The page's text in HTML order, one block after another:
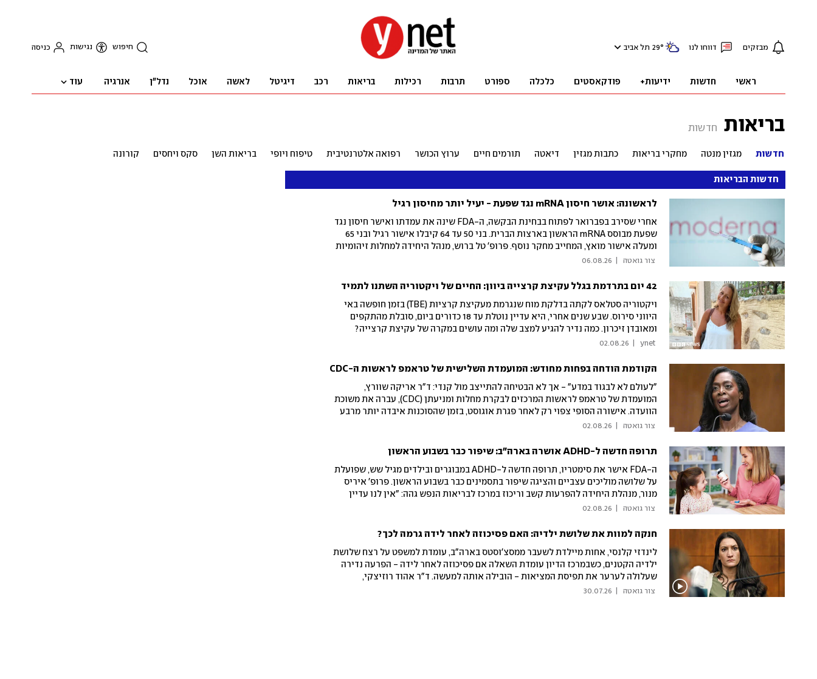
מבזקים דווחו לנו 29° תל אביב חיפוש נגישות כניסה
ראשי חדשות ידיעות+ פודקאסטים כלכלה ספורט תרבות רכילות בריאות רכב דיגיטל לאשה אוכל נדל"ן אנרגיה עוד
בריאות חדשות
חדשות מגזין מנטה מחקרי בריאות כתבות מגזין דיאטה תורמים חיים ערוץ הכושר רפואה אלטרנטיבית טיפוח ויופי בריאות השן סקס ויחסים קורונה
חדשות הבריאות
לראשונה: אושר חיסון mRNA נגד שפעת - יעיל יותר מחיסון רגיל
אחרי שסירב בפברואר לפתוח בבחינת הבקשה, ה-FDA שינה את עמדתו ואישר חיסון נגד
שפעת מבוסס mRNA הראשון בארצות הברית. בני 50 עד 64 קיבלו אישור רגיל ובני 65
ומעלה אישור מואץ, המחייב מחקר נוסף. פרופ' טל ברוש, מנהל היחידה למחלות זיהומיות
באסותא אשדוד: "החיסון נמצא בטוח לשימוש והציג יעילות גבוהה באופן משמעותי מזו
צור גואטה 06.08.26
42 יום בתרדמת בגלל עקיצת קרצייה ביוון: החיים של ויקטוריה השתנו לתמיד
ויקטוריה סטלאס לקתה בדלקת מוח שנגרמת מעקיצת קרציות (TBE) בזמן חופשה באי
היווני סירוס. שבע שנים אחרי, היא עדיין נוטלת עד 18 כדורים ביום, סובלת מהתקפים
ומאובדן זיכרון. כמה נדיר להגיע למצב שלה ומה עושים במקרה של עקיצת קרצייה?
02.08.26
הקודמת הודחה בפחות מחודש: המועמדת השלישית של טראמפ לראשות ה-CDC
"לעולם לא לבגוד במדע" - אך לא הבטיחה להתייצב מול קנדי: ד"ר אריקה שוורץ,
המועמדת של טראמפ לראשות המרכזים לבקרת מחלות ומניעתן (CDC), עברה את משוכת
הוועדה. אישורה הסופי צפוי רק לאחר פגרת אוגוסט, בזמן שהסוכנות איבדה יותר מרבע
מעובדיה ונמצאת במשבר ניהולי עמוק
צור גואטה 02.08.26
תרופה חדשה ל-ADHD אושרה בארה"ב: שיפור כבר בשבוע הראשון
ה-FDA אישר את סימטריו, תרופה חדשה ל-ADHD במבוגרים ובילדים מגיל שש, שפועלת
על שלושה מוליכים עצביים והציגה שיפור בתסמינים כבר בשבוע הראשון. פרופ' איריס
מנור, מנהלת היחידה להפרעות קשב וריכוז במרכז לבריאות הנפש גהה: "אין לנו עדיין
ניסיון איתה משום שהיא אינה זמינה בישראל. נצטרך לפעול כדי להביא אותה גם לארץ"
צור גואטה 02.08.26
חנקה למוות את שלושת ילדיה: האם פסיכוזה לאחר לידה גרמה לכך?
לינדזי קלנסי, אחות מיילדת לשעבר ממסצ'וסטס בארה"ב, עומדת למשפט על רצח שלושת
ילדיה הקטנים, כשבמרכז הדיון עומדת השאלה אם פסיכוזה לאחר לידה - הפרעה נדירה
שעלולה לערער את תפיסת המציאות - הובילה אותה למעשה. ד"ר אהוד רוזיצקי,
פסיכיאטר בכללית: "חשוב להדגיש שמדובר במצבי קצה, שאינם מאפיינים את רוב
צור גואטה 30.07.26